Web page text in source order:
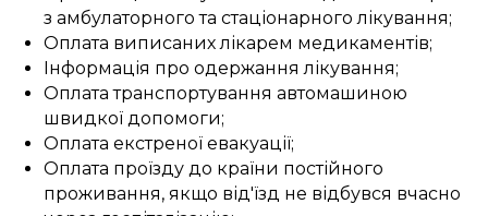
з амбулаторного та стаціонарного лікування;
Оплата виписаних лікарем медикаментів;
Інформація про одержання лікування;
Оплата транспортування автомашиною
швидкої допомоги;
Оплата екстреної евакуації;
Оплата проїзду до країни постійного
проживання, якщо від'їзд не відбувся вчасно